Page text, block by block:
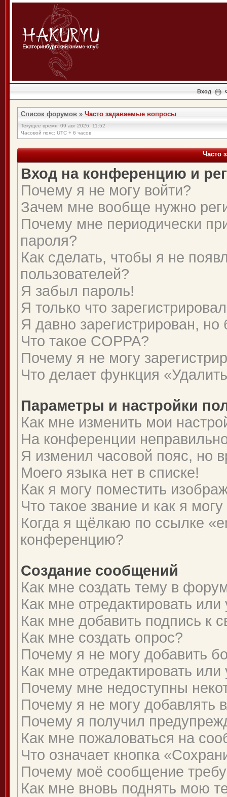
Вход
Список форумов » Часто задаваемые вопросы
Текущее время: 09 авг 2026, 11:52
Часовой пояс: UTC + 6 часов
Часто
Вход на конференцию и
Почему я не могу войти?
Зачем мне вообще нужно
Почему мне периодически
пароля?
Как сделать, чтобы я не
пользователей?
Я забыл пароль!
Я только что
Я давно зарегистрирован,
Что такое COPPA?
Почему я не могу
Что делает функция
Параметры и настройки
Как мне изменить мои
На конференции
Я изменил часовой пояс, но
Моего языка нет в списке!
Как я могу поместить
Что такое звание и как я
Когда я щёлкаю по ссылке
конференцию?
Создание сообщений
Как мне создать тему в
Как мне отредактировать
Как мне добавить подпись к
Как мне создать опрос?
Почему я не могу добавить
Как мне отредактировать
Почему мне недоступны
Почему я не могу добавлять
Почему я получил
Как мне пожаловаться на
Что означает кнопка
Почему моё сообщение
Как мне вновь поднять мою